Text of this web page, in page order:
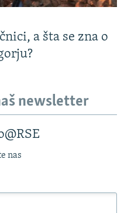
a šta se zna o
newsletter
nas